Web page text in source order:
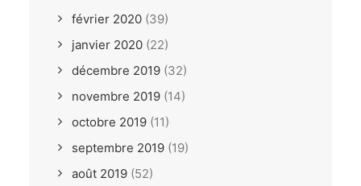
février 2020 (39)
janvier 2020 (22)
décembre 2019 (32)
novembre 2019 (14)
octobre 2019 (11)
septembre 2019 (19)
août 2019 (52)